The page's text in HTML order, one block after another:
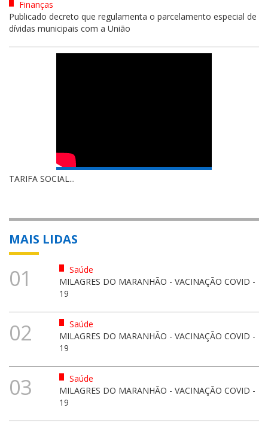
Finanças
Publicado decreto que regulamenta o parcelamento especial de
dívidas municipais com a União
TARIFA SOCIAL...
MAIS LIDAS
01
Saúde
MILAGRES DO MARANHÃO - VACINAÇÃO COVID -
19
02
Saúde
MILAGRES DO MARANHÃO - VACINAÇÃO COVID -
19
03
Saúde
MILAGRES DO MARANHÃO - VACINAÇÃO COVID -
19